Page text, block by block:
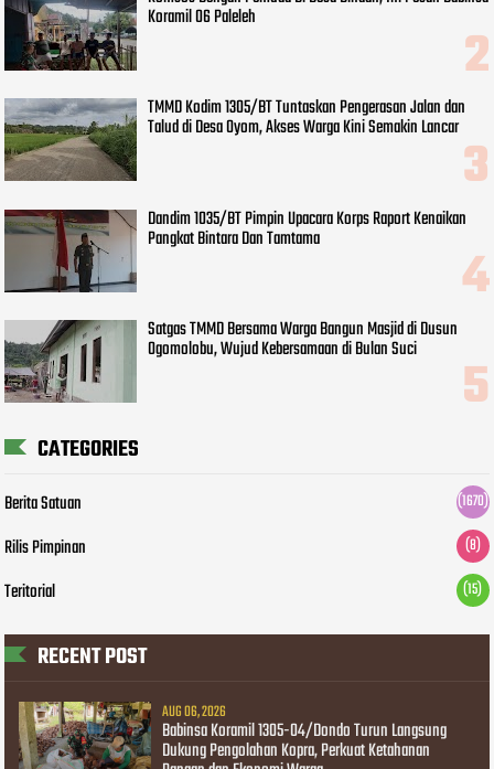
Koramil 06 Paleleh
TMMD Kodim 1305/BT Tuntaskan Pengerasan Jalan dan
Talud di Desa Oyom, Akses Warga Kini Semakin Lancar
Dandim 1035/BT Pimpin Upacara Korps Raport Kenaikan
Pangkat Bintara Dan Tamtama
Satgas TMMD Bersama Warga Bangun Masjid di Dusun
Ogomolobu, Wujud Kebersamaan di Bulan Suci
CATEGORIES
Berita Satuan (1670)
Rilis Pimpinan (8)
Teritorial (15)
RECENT POST
AUG 06, 2026
Babinsa Koramil 1305-04/Dondo Turun Langsung
Dukung Pengolahan Kopra, Perkuat Ketahanan